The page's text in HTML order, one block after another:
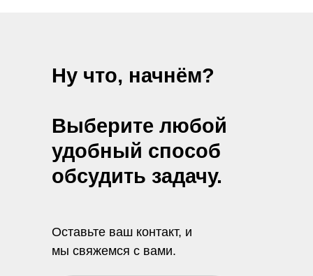
Ну что, начнём?
Выберите любой
удобный способ
обсудить задачу.
Оставьте ваш контакт, и
мы свяжемся с вами.